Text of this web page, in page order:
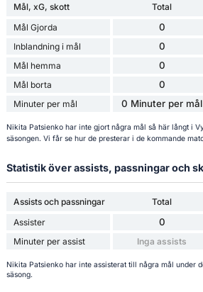
Mål, xG, skott Total
Mål Gjorda
0
Inblandning i mål 0
Mål hemma 0
Mål borta 0
Minuter per mål 0 Minuter per mål
Nikita Patsienko har inte gjort några mål så här långt i
säsongen. Vi får se hur de presterar i de kommande
Statistik över assists, passningar och
Assists och passningar Total
Assister
0
Minuter per assist Inga assists
Nikita Patsienko har inte assisterat till några mål under
säsong.